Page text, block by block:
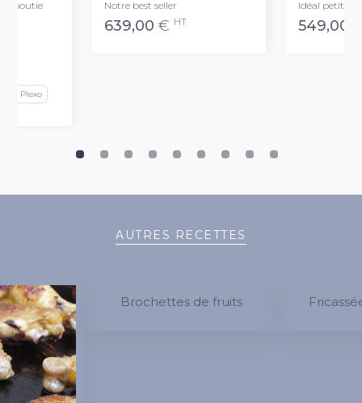
Plexo
Notre best seller
639,00 € HT
Idéal petite
549,00
AUTRES RECETTES
Brochettes de fruits